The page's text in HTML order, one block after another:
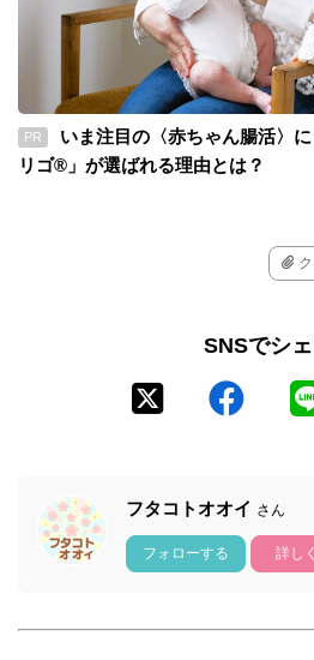
PR
いま注目の〈赤ちゃん腸活〉
リゴ®」が選ばれる理由とは？
SNSでシ
フタコトオオイ さん
フォローする 詳し